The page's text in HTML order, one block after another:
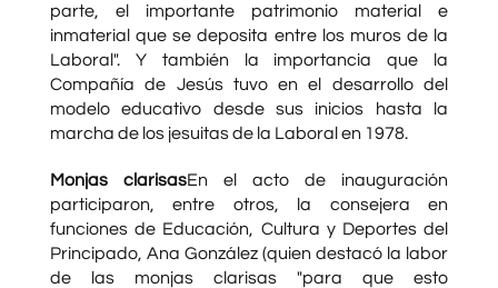
parte, el importante patrimonio material e
inmaterial que se deposita entre los muros de la
Laboral". Y también la importancia que la
Compañía de Jesús tuvo en el desarrollo del
modelo educativo desde sus inicios hasta la
marcha de los jesuitas de la Laboral en 1978.
Monjas clarisasEn el acto de inauguración
participaron, entre otros, la consejera en
funciones de Educación, Cultura y Deportes del
Principado, Ana González (quien destacó la labor
de las monjas clarisas "para que esto